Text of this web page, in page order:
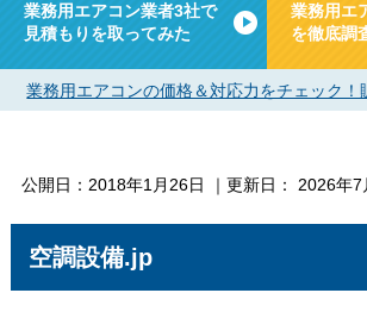
業務用エアコン業者3社で
見積もりを取ってみた
業務用エ
を徹底調
業務用エアコンの価格＆対応力をチェック！
公開日： 2018年1月26日 ｜更新日： 2026年7
空調設備.jp